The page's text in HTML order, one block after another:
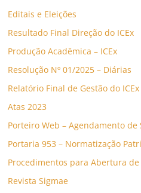
Editais e Eleições
Resultado Final Direção do ICEx
Produção Acadêmica – ICEx
Resolução Nº 01/2025 – Diárias
Relatório Final de Gestão do
Atas 2023
Porteiro Web – Agendamento de
Portaria 953 – Normatização
Procedimentos para Abertura de
Revista Sigmae